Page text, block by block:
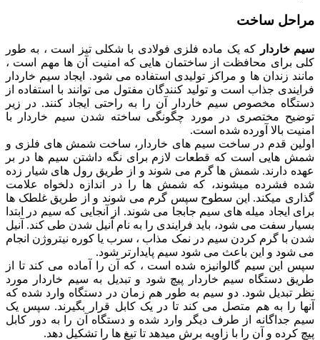
مراحل ساخت
سیم خاردار
که یک ماده فلزی فولادی با شکلی تیز است ، به طور
کلی برای محافظت از ساختمان هایی که امنیت آن ها مهم است ،
مانند زندان ها و مراکز تولیدی استفاده می شود. ایجاد سیم خاردار
فرایندی جذاب است و تولید کنندگان مفتول می توانند با استفاده از
دستگاه مخصوص سیم خاردار آن را به راحتی ایجاد کنند. در زیر
توضیح مختصری در مورد چگونگی ساخته شدن سیم خاردار با
امنیت بالا آورده شده است.
اولین قدم در ساخت سیم های خاردار، ساخت شمش های فلزی و
شمش هایی است که قطعات لازم برای نگه داشتن سیم ها در بر
عهده دارند. شمش ها گرم می شوند و از طریق رول های شیار زده
شده فشرده میشوند، که شمش ها را در اندازه دلخواه علامت
گذاری میکند. این سطوح سپس گرم می شوند و از طریق غلطک ها
برای ایجاد میله های سیم جابجا می شوند. از آنجایی که سیم در ابتدا
بسیار سفت می شود، باید فرایندی را به نام آنیل شدن طی کند. آنیل
شدن با گرم کردن سیم در نمک مذاب ، سرب یا کوره نیتروژن انجام
می شود و این باعث می شود سیم پایدارتر شود.
سپس این سیم گالوانیزه شده است ، که آن را آماده می کند تا از
طریق دستگاه سیم خاردار پیچ شود و تبدیل به سیم خاردار مورد
نظر تبدیل شود. دو سیم به طور هم زمان در دستگاه وارد شده که
آنها را به هم متصل می کند تا در یک کابل قرار بگیرند. سپس یک
سیم جداگانه از طرف دیگر وارد شده و دستگاه آن را به دور کابل
پیچ کرده و آن را با زاویه برش میدهد تا تیغ ها را تشکیل دهد.